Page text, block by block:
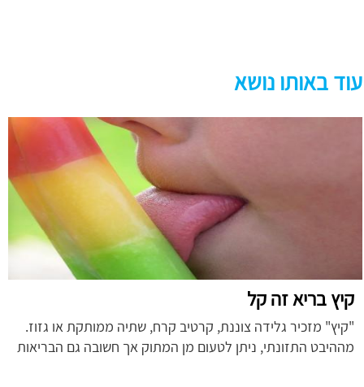
עוד באותו נושא
קיץ בריא זה קל
"קיץ" מזכיר גלידה צוננת, קרטיב קרח, שתיה ממותקת או גזוז.
מההיבט התזונתי, ניתן לטעום מן המתוק אך חשובה גם הבריאות